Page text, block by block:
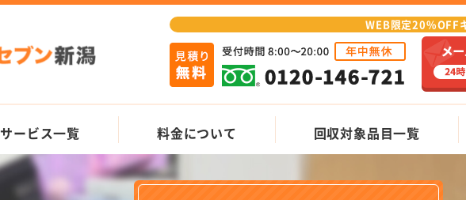
WEB限定20%OFF
サービス一覧 料金について 回収対象品目一覧